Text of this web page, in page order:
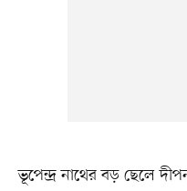
ভূপেন্দ্র নাথের বড় ছেলে